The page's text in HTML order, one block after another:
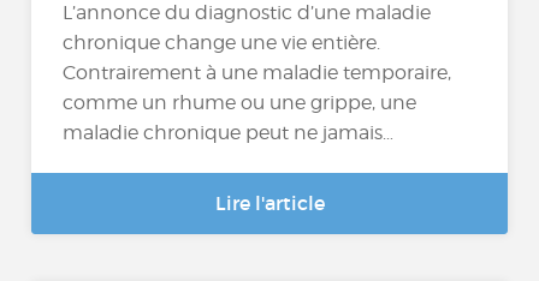
L’annonce du diagnostic d’une maladie
chronique change une vie entière.
Contrairement à une maladie temporaire,
comme un rhume ou une grippe, une
maladie chronique peut ne jamais…
Lire l'article